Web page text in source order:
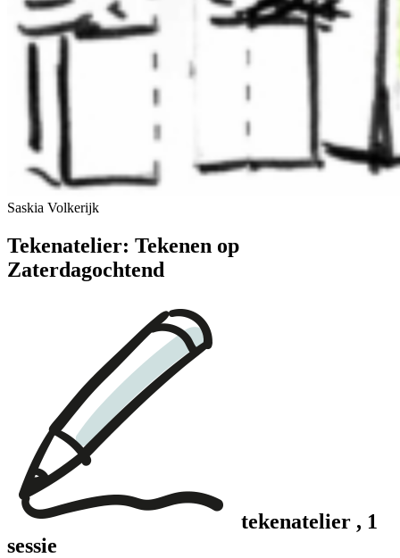
Saskia Volkerijk
Tekenatelier: Tekenen op
Zaterdagochtend
tekenatelier , 1
sessie